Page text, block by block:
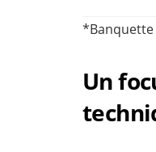
*Banquette
Un